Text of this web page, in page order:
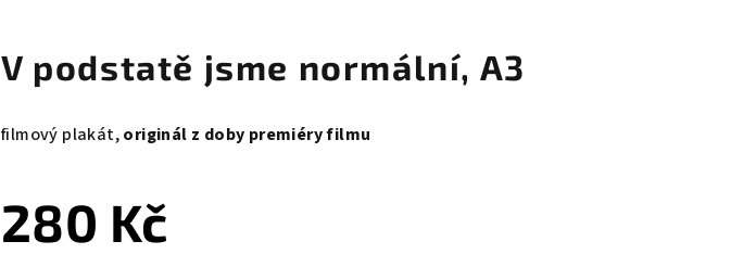
V podstatě jsme normální, A3
filmový plakát,originál z doby premiéry filmu
280 Kč